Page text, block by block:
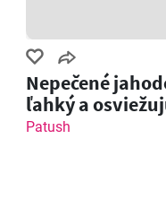
Nepečené
ľahký a
Patush